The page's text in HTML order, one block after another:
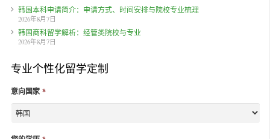
韩国本科申请简介：申请方式、时间安排与院校专业梳理
2026年8月7日
韩国商科留学解析：经管类院校与专业
2026年8月7日
专业个性化留学定制
意向国家 *